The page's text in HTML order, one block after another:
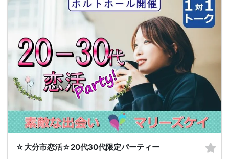
☆大分市恋活☆20代30代限定パーティー